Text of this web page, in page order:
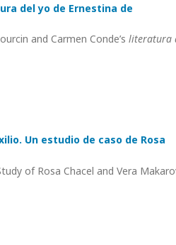
del yo de Ernestina de
and Carmen Conde’s literatura
Un estudio de caso de Rosa
of Rosa Chacel and Vera